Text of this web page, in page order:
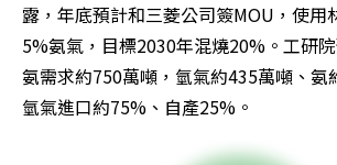
露，年底預計和三菱公司簽MOU，使用
5%氨氣，目標2030年混燒20%。工研
氨需求約750萬噸，氫氣約435萬噸、氨
氫氣進口約75%、自產25%。